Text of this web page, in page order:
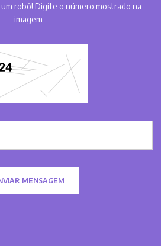
robô! Digite o número mostrado na
imagem
MENSAGEM